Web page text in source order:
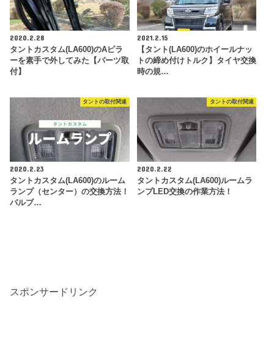
2020.2.28
タントカスタム(LA600)のAピラ
ーを素手で外してみた【パーツ取
付】
2021.2.15
【タント(LA600)のホイールナッ
トの締め付けトルク】タイヤ交換
時の規…
タントの取付関連
2020.2.23
タントカスタム(LA600)のルーム
ランプ（センター）の交換方法！
バルブ…
タントの取付関連
2020.2.22
タントカスタム(LA600)ルームラ
ンプLED交換の作業方法！
スポンサードリンク